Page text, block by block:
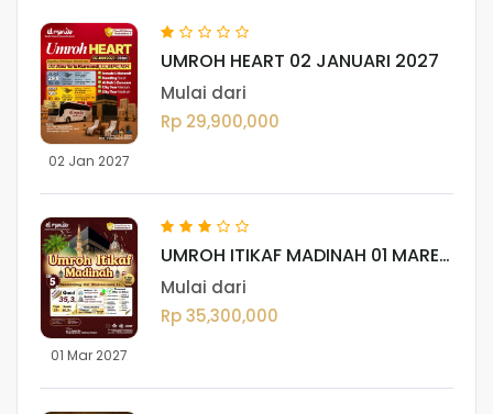
02 Jan 2027
UMROH HEART 02 JANUARI 2027
Mulai dari
Rp 29,900,000
01 Mar 2027
UMROH ITIKAF MADINAH 01 MARET
2027 (12 HARI)
Mulai dari
Rp 35,300,000